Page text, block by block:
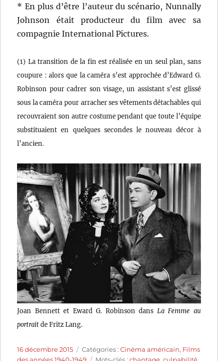
* En plus d’être l’auteur du scénario, Nunnally
Johnson était producteur du film avec sa
compagnie International Pictures.
(1) La transition de la fin est réalisée en un seul plan, sans
coupure : alors que la caméra s’est approchée d’Edward G.
Robinson pour cadrer son visage, un assistant s’est glissé
sous la caméra pour arracher ses vêtements détachables qui
recouvraient son autre costume pendant que toute l’équipe
substituaient en quelques secondes le nouveau décor à
l’ancien.
Joan Bennett et Eward G. Robinson dans La Femme au
portraitde Fritz Lang.
Publié
le
16 décembre 2015 Catégories
Catégories :Cinéma américain, Films
des années 1940-1949
Étiquettes
Mots-clés :chantage,culpabilité,